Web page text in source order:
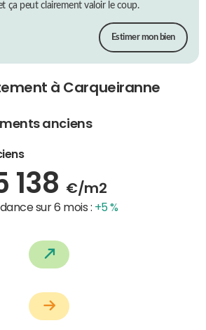
ça peut clairement valoir le coup.
Estimer mon bien
à Carqueiranne
anciens
138 €/m2
sur 6 mois : +5 %